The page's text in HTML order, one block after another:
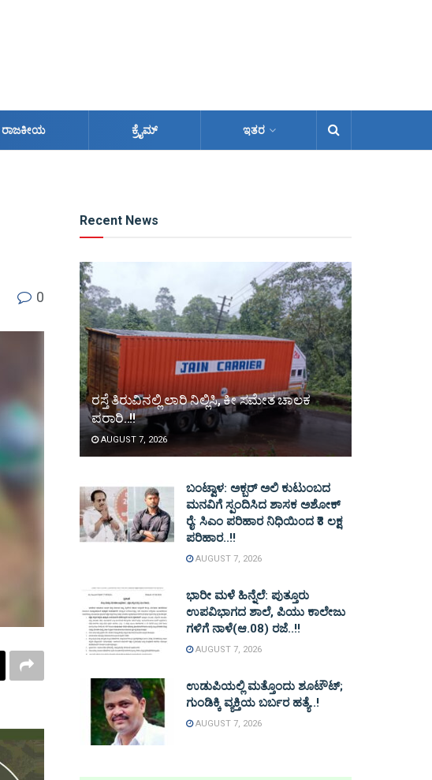
ರಾಜಕೀಯ ಕ್ರೈಮ್ ಇತರ
0
Recent News
ರಸ್ತೆ ತಿರುವಿನಲ್ಲಿ ಲಾರಿ ನಿಲ್ಲಿಸಿ, ಕೀ ಸಮೇತ ಚಾಲಕ
ಪರಾರಿ..!!
AUGUST 7, 2026
ಬಂಟ್ವಾಳ: ಅಕ್ಬರ್ ಅಲಿ ಕುಟುಂಬದ
ಮನವಿಗೆ ಸ್ಪಂದಿಸಿದ ಶಾಸಕ ಅಶೋಕ್
ರೈ: ಸಿಎಂ ಪರಿಹಾರ ನಿಧಿಯಿಂದ ₹3 ಲಕ್ಷ
ಪರಿಹಾರ..!!
AUGUST 7, 2026
ಭಾರೀ ಮಳೆ ಹಿನ್ನೆಲೆ: ಪುತ್ತೂರು
ಉಪವಿಭಾಗದ ಶಾಲೆ, ಪಿಯು ಕಾಲೇಜು
ಗಳಿಗೆ ನಾಳೆ(ಆ.08) ರಜೆ..!!
AUGUST 7, 2026
ಉಡುಪಿಯಲ್ಲಿ ಮತ್ತೊಂದು ಶೂಟೌಟ್‌;
ಗುಂಡಿಕ್ಕಿ ವ್ಯಕ್ತಿಯ ಬರ್ಬರ ಹತ್ಯೆ..!
AUGUST 7, 2026